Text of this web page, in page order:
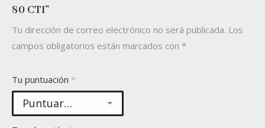
80 CTI”
Tu dirección de correo electrónico no será publicada. Los
campos obligatorios están marcados con *
Tu puntuación *